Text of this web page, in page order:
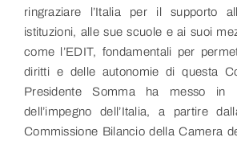
ringraziare l’Italia per il supporto
istituzioni, alle sue scuole e ai suoi
come l’EDIT, fondamentali per
diritti e delle autonomie di questa
Presidente Somma ha messo in
dell’impegno dell’Italia, a partire
Commissione Bilancio della Camera